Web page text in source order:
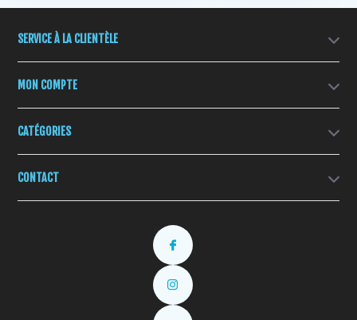
SERVICE À LA CLIENTÈLE
MON COMPTE
CATÉGORIES
CONTACT